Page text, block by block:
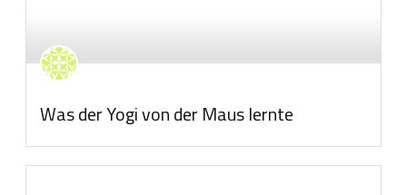
Was der Yogi von der Maus lernte